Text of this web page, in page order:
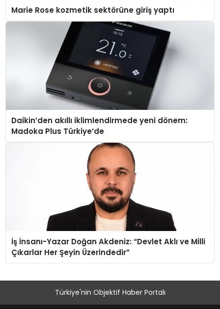
Marie Rose kozmetik sektörüne giriş yaptı
Daikin’den akıllı iklimlendirmede yeni dönem:
Madoka Plus Türkiye’de
İş İnsanı-Yazar Doğan Akdeniz: “Devlet Aklı ve Milli
Çıkarlar Her Şeyin Üzerindedir”
Türkiye'nin Objektif Haber Portalı